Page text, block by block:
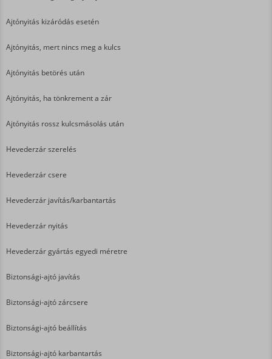
Ajtónyitás kizáródás esetén
Ajtónyitás, mert nincs meg a kulcs
Ajtónyitás betörés után
Ajtónyitás, ha tönkrement a zár
Ajtónyitás rossz kulcsmásolás után
Hevederzár szerelés
Hevederzár csere
Hevederzár javítás/karbantartás
Hevederzár nyitás
Hevederzár gyártás egyedi méretre
Biztonsági-ajtó javítás
Biztonsági-ajtó zárcsere
Biztonsági-ajtó beállítás
Biztonsági-ajtó karbantartás